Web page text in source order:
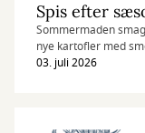
Spis efter
Sommermaden
nye kartofler med
finder du kogebøger
03. juli 2026